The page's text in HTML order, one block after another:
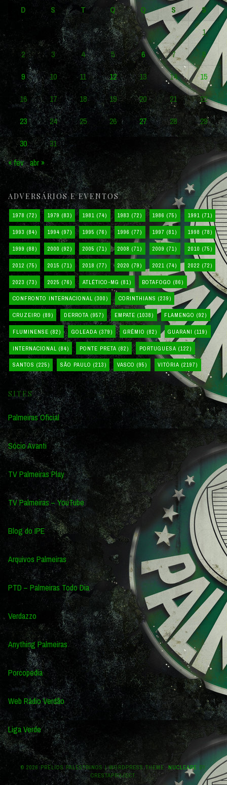
D S T Q Q S
S
1
2
3 4 5 6 7
8
9
10 11 12 13 14
15
16
17 18 19 20 21
22
23
24 25 26 27 28
29
30
31
« fev abr »
ADVERSÁRIOS E EVENTOS
1978 (72) 1979 (83) 1981 (74) 1983 (72) 1986 (75) 1991 (71)
1993 (84) 1994 (97) 1995 (76) 1996 (77) 1997 (81) 1998 (78)
1999 (88) 2000 (92) 2005 (71) 2008 (71) 2009 (71) 2010 (75)
2012 (75) 2015 (71) 2018 (77) 2020 (79) 2021 (74) 2022 (72)
2023 (73) 2025 (76) ATLÉTICO-MG (81) BOTAFOGO (86)
CONFRONTO INTERNACIONAL (300) CORINTHIANS (239)
CRUZEIRO (89) DERROTA (957) EMPATE (1038) FLAMENGO (92)
FLUMINENSE (82) GOLEADA (379) GRÊMIO (82) GUARANI (119)
INTERNACIONAL (84) PONTE PRETA (82) PORTUGUESA (122)
SANTOS (225) SÃO PAULO (213) VASCO (95) VITÓRIA (2197)
SITES
Palmeiras Oficial
Sócio Avanti
TV Palmeiras Play
TV Palmeiras – YouTube
Blog do IPE
Arquivos Palmeiras
PTD – Palmeiras Todo Dia
Verdazzo
Anything Palmeiras
Porcopedia
Web Rádio Verdão
Liga Verde
© 2026 PRÉLIOS PALESTRINOS |WORDPRESS THEME:NUCLEARE BY
CRESTAPROJECT.